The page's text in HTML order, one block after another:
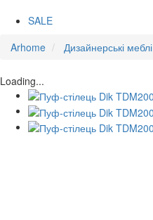
SALE
Arhome
Дизайнерські меблі
Loading...